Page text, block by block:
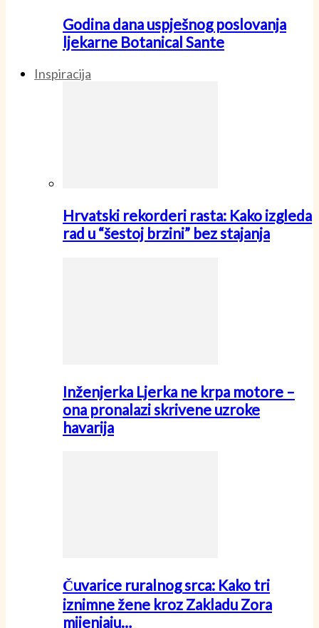
Godina dana uspješnog poslovanja
ljekarne Botanical Sante
Inspiracija
Hrvatski rekorderi rasta: Kako izgleda
rad u “šestoj brzini” bez stajanja
Inženjerka Ljerka ne krpa motore –
ona pronalazi skrivene uzroke
havarija
Čuvarice ruralnog srca: Kako tri
iznimne žene kroz Zakladu Zora
mijenjaju…